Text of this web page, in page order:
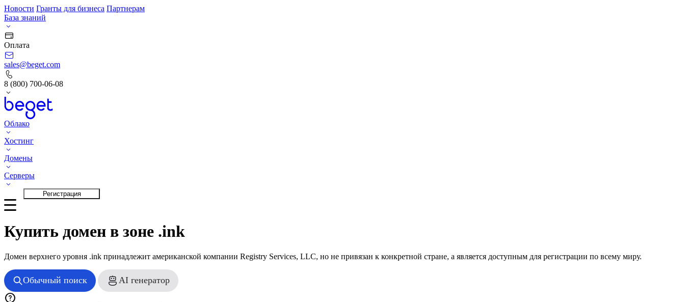
Новости Гранты для бизнеса Партнерам
База знаний
Оплата
sales@beget.com
8 (800) 700-06-08
Облако
Хостинг
Домены
Серверы
Регистрация
Купить домен в зоне .ink
Домен верхнего уровня .ink принадлежит американской компании Registry Services, LLC, но не привязан к конкретной стране, а является доступным для регистрации по всему миру.
Обычный поиск AI генератор